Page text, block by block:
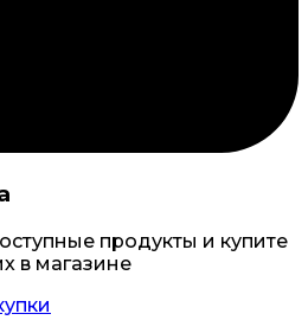
продукты и купите
в магазине